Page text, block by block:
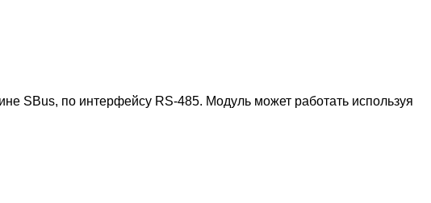
SBus, по интерфейсу RS-485. Модуль может работать используя